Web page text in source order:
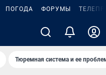
ПОГОДА ФОРУМЫ
Тюремная система и ее